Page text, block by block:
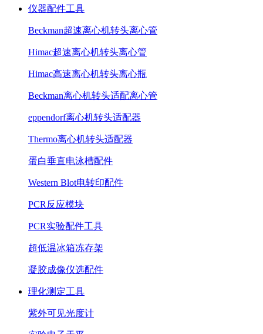
仪器配件工具
Beckman超速离心机转头离心管
Himac超速离心机转头离心管
Himac高速离心机转头离心瓶
Beckman离心机转头适配离心管
eppendorf离心机转头适配器
Thermo离心机转头适配器
蛋白垂直电泳槽配件
Western Blot电转印配件
PCR反应模块
PCR实验配件工具
超低温冰箱冻存架
凝胶成像仪选配件
理化测定工具
紫外可见光度计